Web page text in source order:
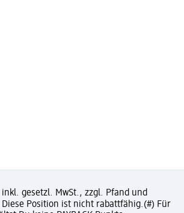
gesetzl. MwSt., zzgl. Pfand und
Diese Position ist nicht rabattfähig.(#) Für